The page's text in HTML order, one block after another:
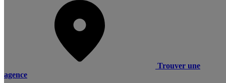
Trouver une
agence